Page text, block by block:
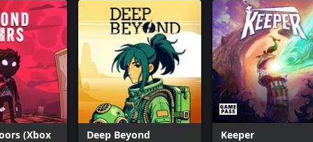
(Xbox Deep Beyond Keeper